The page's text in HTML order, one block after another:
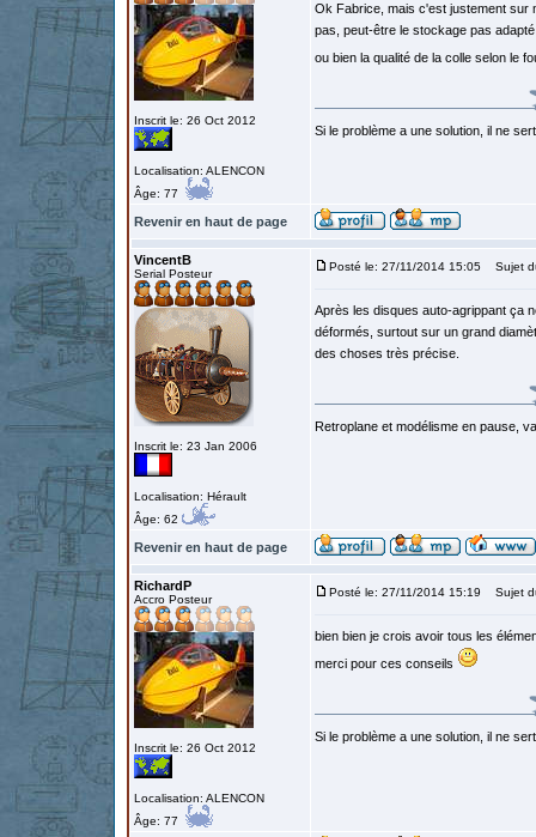
Inscrit le: 26 Oct 2012
Localisation: ALENCON
Âge: 77
Ok Fabrice, mais c'est justement sur
pas, peut-être le stockage pas
ou bien la qualité de la colle selon le
Si le problème a une solution, il ne
Revenir en haut de page
VincentB
Serial Posteur
Inscrit le: 23 Jan 2006
Localisation: Hérault
Âge: 62
Posté le: 27/11/2014 15:05 Sujet
Après les disques auto-agrippant ça
déformés, surtout sur un grand
des choses très précise.
Retroplane et modélisme en pause,
Revenir en haut de page
RichardP
Accro Posteur
Inscrit le: 26 Oct 2012
Localisation: ALENCON
Âge: 77
Posté le: 27/11/2014 15:19 Sujet
bien bien je crois avoir tous les
merci pour ces conseils
Si le problème a une solution, il ne